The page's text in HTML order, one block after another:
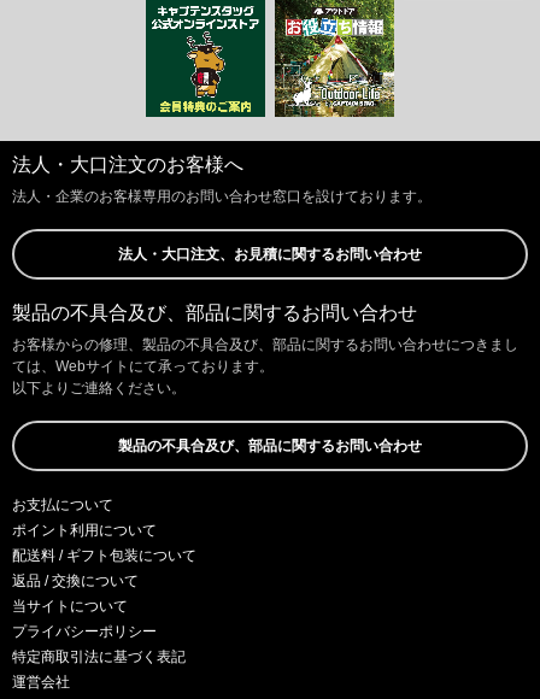
法人・大口注文のお客様へ
法人・企業のお客様専用のお問い合わせ窓口を設けております。
法人・大口注文、お見積に関するお問い合わせ
製品の不具合及び、部品に関するお問い合わせ
お客様からの修理、製品の不具合及び、部品に関するお問い合わせにつきまし
ては、Webサイトにて承っております。
以下よりご連絡ください。
製品の不具合及び、部品に関するお問い合わせ
お支払について
ポイント利用について
配送料 / ギフト包装について
返品 / 交換について
当サイトについて
プライバシーポリシー
特定商取引法に基づく表記
運営会社